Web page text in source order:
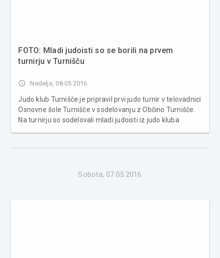
FOTO: Mladi judoisti so se borili na prvem
turnirju v Turnišču
access_time Nedelja, 08.05.2016
Judo klub Turnišče je pripravil prvi judo turnir v telovadnici
Osnovne šole Turnišče v sodelovanju z Občino Turnišče.
Na turnirju so sodelovali mladi judoisti iz judo kluba
Sobota, 07.05.2016